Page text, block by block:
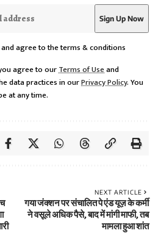
agree to the terms & conditions
agree to ourTerms of Useand
data practices in ourPrivacy Policy. You
at any time.
NEXT ARTICLE
गया जंक्शन पर संचालित पे एंड यूज़ के कर्मी
ने वसूले अधिक पैसे, बाद में मांगी माफी, तब
मामला हुआ शांत